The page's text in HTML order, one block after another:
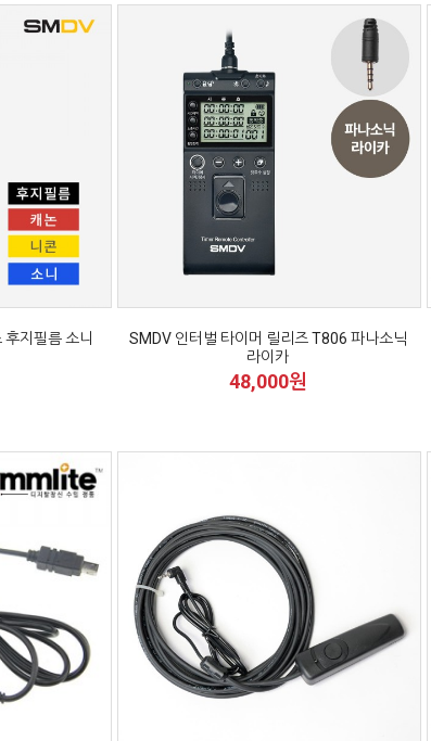
지필름 소니
SMDV 인터벌 타이머 릴리즈 T806 파나소닉
라이카
48,000원